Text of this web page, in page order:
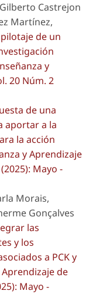
Castrejon
Martínez,
de un
y
20 Núm. 2
de una
aportar a la
la acción
y Aprendizaje
Mayo -
Morais,
Gonçalves
las
y los
a PCK y
de
Mayo -